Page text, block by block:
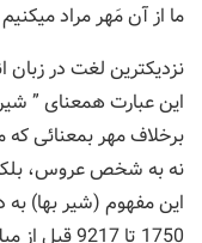
ما از آن مَهر مراد
نزدیکترین لغت در
این عبارت همعنای ”
برخلاف مهر بمعنائی که
نه به شخص عروس، بلکه
این مفهوم (شیر بها) به